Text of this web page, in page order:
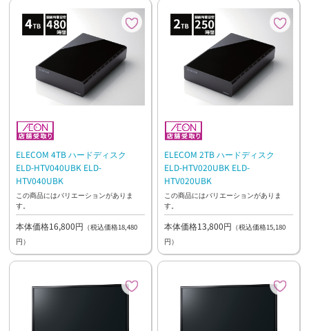
ELECOM 4TB ハードディスク
ELD-HTV040UBK ELD-
HTV040UBK
この商品にはバリエーションがありま
す。
本体価格16,800円 （税込価格18,480
円）
ELECOM 2TB ハードディスク
ELD-HTV020UBK ELD-
HTV020UBK
この商品にはバリエーションがありま
す。
本体価格13,800円 （税込価格15,180
円）